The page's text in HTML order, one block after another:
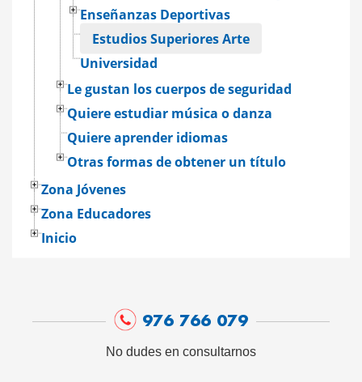
Enseñanzas Deportivas
Estudios Superiores Arte
Universidad
Le gustan los cuerpos de seguridad
Quiere estudiar música o danza
Quiere aprender idiomas
Otras formas de obtener un título
Zona Jóvenes
Zona Educadores
Inicio
976 766 079
No dudes en consultarnos